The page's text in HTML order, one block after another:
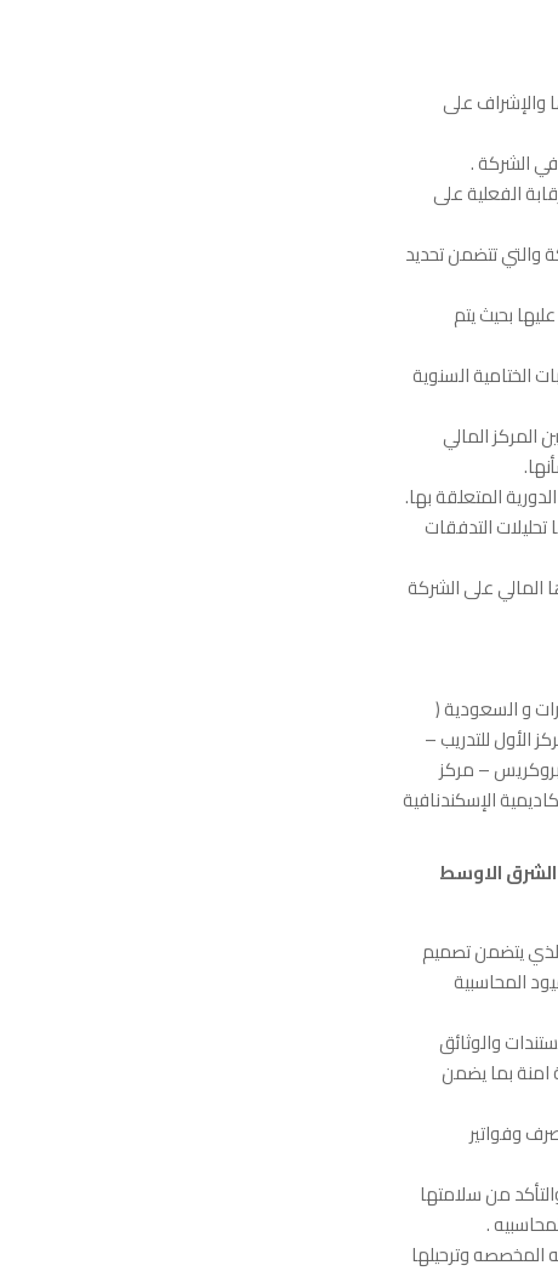
والإشراف على
في الشركة .
الفعلية على
والتي تتضمن تحديد
بحيث يتم
الختامية السنوية
المركز المالي
المتعلقة بها.
تحليلات التدفقات
المالي على الشركة
و السعودية (
– المركز البريطاني – مركز 6 سيجما – مركز الأول للتدريب –
– مركز
الإسكندنافية
الشرق الاوسط
يتضمن تصميم
المحاسبية
والوثائق
امنة بما يضمن
وفواتير
من سلامتها
.
المخصصه وترحيلها